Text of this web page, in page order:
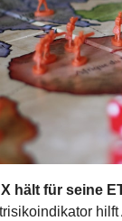
hält für seine